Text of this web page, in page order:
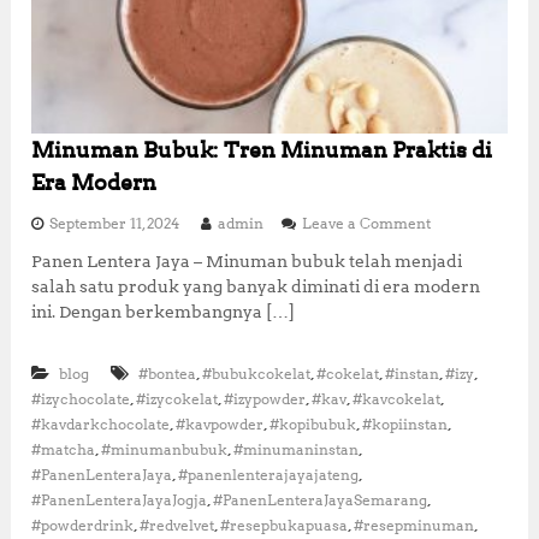
a
n
z
n
k
a
l
a
e
m
Minuman Bubuk: Tren Minuman Praktis di
Era Modern
September 11, 2024 admin Leave a Commento
M
i
a
n
k
:
Panen Lentera Jaya – Minuman bubuk telah menjadi
salah satu produk yang banyak diminati di era modern
ini. Dengan berkembangnya […]
blog #bontea ,#bubukcokelat ,#cokelat ,#instan ,#izy
#izychocolate ,#izycokelat ,#izypowder ,#kav ,#kavcokelat
#kavdarkchocolate ,#kavpowder ,#kopibubuk ,#kopiinstan
#matcha ,#minumanbubuk ,#minumaninstan
#PanenLenteraJaya ,#panenlenterajayajateng
#PanenLenteraJayaJogja ,#PanenLenteraJayaSemarang
#powderdrink ,#redvelvet ,#resepbukapuasa ,#resepminuman